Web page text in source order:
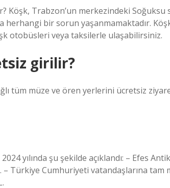
Köşk, Trabzon’un merkezindeki Soğuksu
herhangi bir sorun yaşanmamaktadır.
otobüsleri veya taksilerle ulaşabilirsiniz.
girilir?
tüm müze ve ören yerlerini ücretsiz
yılında şu şekilde açıklandı: – Efes
– Türkiye Cumhuriyeti vatandaşlarına tam